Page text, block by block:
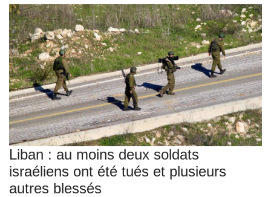
Liban : au moins deux soldats
israéliens ont été tués et plusieurs
autres blessés